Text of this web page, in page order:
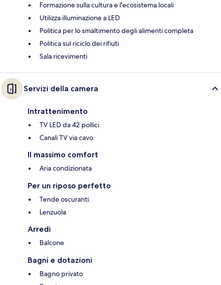
Formazione sulla cultura e l'ecosistema locali
Utilizza illuminazione a LED
Politica per lo smaltimento degli alimenti completa
Politica sul riciclo dei rifiuti
Sala ricevimenti
Servizi della camera
Intrattenimento
TV LED da 42 pollici
Canali TV via cavo
Il massimo comfort
Aria condizionata
Per un riposo perfetto
Tende oscuranti
Lenzuola
Arredi
Balcone
Bagni e dotazioni
Bagno privato